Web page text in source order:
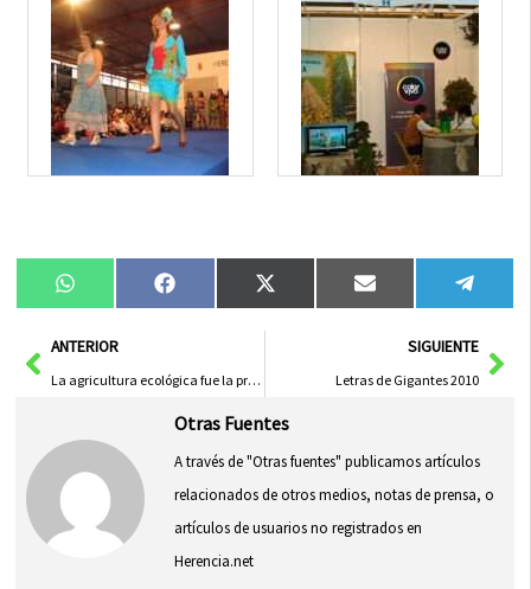
Compartir
en
WhatsAppCompartir
en
FacebookCompartir
en
X
(Twitter)
Compartir
en
Email
en
AntANTERIOR
La agricultura ecológica fue la protagonista de la mañana del sábado en la Feria Herexpo 2010
SIGUIENTE
Letras de Gigantes 2010
Otras Fuentes
A través de "Otras fuentes" publicamos artículos
relacionados de otros medios, notas de prensa, o
artículos de usuarios no registrados en
Herencia.net